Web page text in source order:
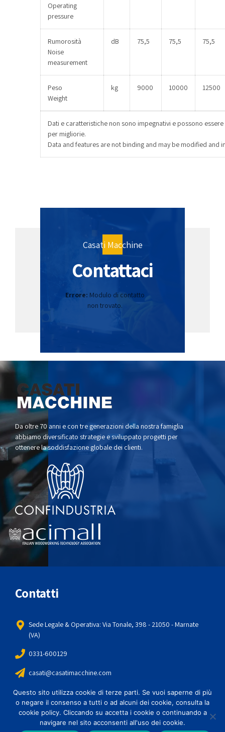
Operating
pressure
Rumorosità
Noise
measurement
dB 75,5 75,5 75,5
Peso
Weight
kg 9000 10000 12500
Dati e caratteristiche non sono impegnativi e possono
per migliorie.
Data and features are not binding and may be modified and
Casati Macchine
Contattaci
Errore: Modulo di contatto
non trovato.
Da oltre 70 anni e con tre generazioni della nostra famiglia
abbiamo diversificato strategie e sviluppato progetti per
ottenere la soddisfazione globale dei clienti.
Contatti
Sede Legale & Operativa: Via Tonale, 398 - 21050 - Marnate
(VA)
0331-600129
casati@casatimacchine.com
Menu
Questo sito utilizza cookie di terze parti. Se vuoi saperne di più
o negare il consenso a tutti o ad alcuni dei cookie, consulta la
cookie policy. Cliccando su accetta i cookie o continuando a
navigare nel sito acconsenti all'uso dei cookie.